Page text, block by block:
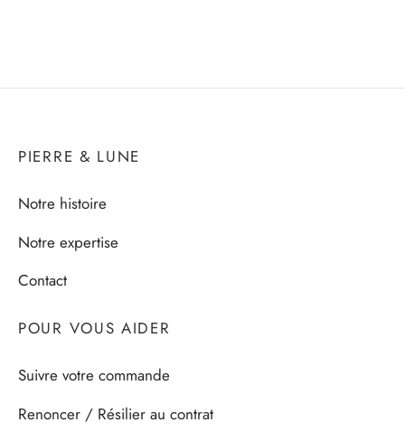
PIERRE & LUNE
Notre histoire
Notre expertise
Contact
POUR VOUS AIDER
Suivre votre commande
Renoncer / Résilier au contrat